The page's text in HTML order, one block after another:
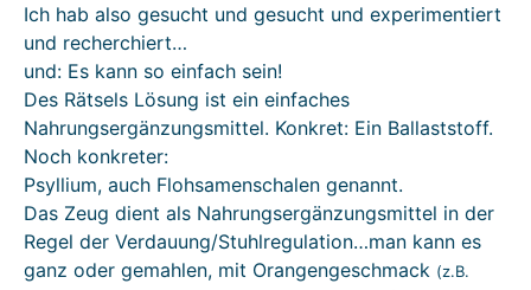
Ich hab also gesucht und gesucht und experimentiert
und recherchiert…
und: Es kann so einfach sein!
Des Rätsels Lösung ist ein einfaches
Nahrungsergänzungsmittel. Konkret: Ein Ballaststoff.
Noch konkreter:
Psyllium, auch Flohsamenschalen genannt.
Das Zeug dient als Nahrungsergänzungsmittel in der
Regel der Verdauung/Stuhlregulation…man kann es
ganz oder gemahlen, mit Orangengeschmack (z.B.